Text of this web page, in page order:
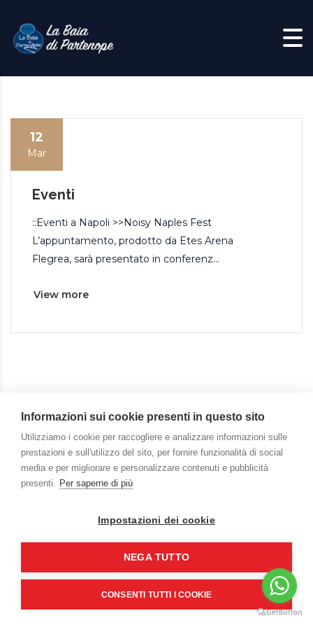
12
Mar
Eventi
::Eventi a Napoli >>Noisy Naples Fest
L’appuntamento, prodotto da Etes Arena
Flegrea, sarà presentato in conferenz...
View more
2026 La Baia di Partenope | PIEFF srls
CIN IT063049B4ACB2OB7M | CUSR 15063049EXT0641
Web Design byPlannerimage.
Informazioni sui cookie presenti in questo sito
Utilizziamo i cookie per raccogliere e analizzare informazioni sulle
prestazioni e sull'utilizzo del sito, per fornire funzionalità di social
media e per migliorare e personalizzare contenuti e pubblicità
presenti. Per saperne di più
Impostazioni dei cookie
NEGA TUTTO
CONSENTI TUTTI I COOKIE